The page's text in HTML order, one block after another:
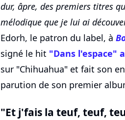
dur, âpre, des premiers titres
mélodique que je lui ai
Edorh, le patron du label, à
signé le hit "Dans l'espace"
sur "Chihuahua" et fait son
parution de son premier
"Et j'fais la teuf, teuf,